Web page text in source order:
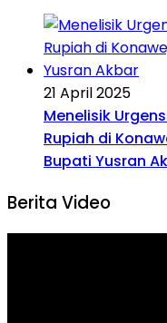
21 April 2025
Menelisik
Rupiah di
Bupati Yusran
Berita Video